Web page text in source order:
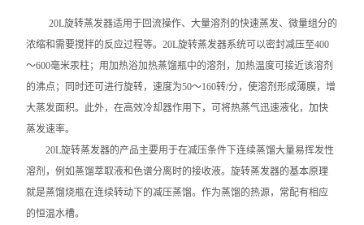
低温冷却液循环泵
高低温循环一体机
不锈钢高压反应釜
电热套
恒温干燥箱
20L旋转蒸发器适用于回流操作、大量溶剂的快速蒸发、微量组分的
浓缩和需要搅拌的反应过程等。20L旋转蒸发器系统可以密封减压至400
～600毫米汞柱；用加热浴加热蒸馏瓶中的溶剂，加热温度可接近该溶剂
的沸点；同时还可进行旋转，速度为50～160转/分，使溶剂形成薄膜，增
大蒸发面积。此外，在高效冷却器作用下，可将热蒸气迅速液化，加快
蒸发速率。
20L旋转蒸发器的产品主要用于在减压条件下连续蒸馏大量易挥发性
溶剂，例如蒸馏萃取液和色谱分离时的接收液。旋转蒸发器的基本原理
就是蒸馏烧瓶在连续转动下的减压蒸馏。作为蒸馏的热源，常配有相应
的恒温水槽。